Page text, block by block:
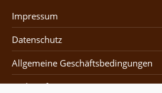
Impressum
Datenschutz
Allgemeine Geschäftsbedingungen
Widerruf